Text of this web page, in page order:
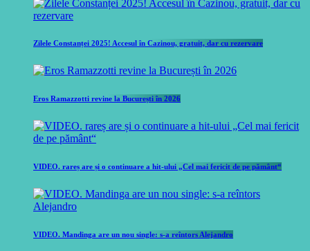
Zilele Constanței 2025! Accesul în Cazinou, gratuit, dar cu rezervare
Eros Ramazzotti revine la București în 2026
VIDEO. rareș are și o continuare a hit-ului „Cel mai fericit de pe pământ“
VIDEO. Mandinga are un nou single: s-a reîntors Alejandro